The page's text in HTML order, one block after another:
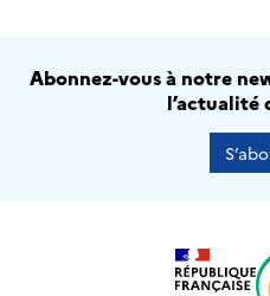
Abonnez-vous à notre
l’actualité